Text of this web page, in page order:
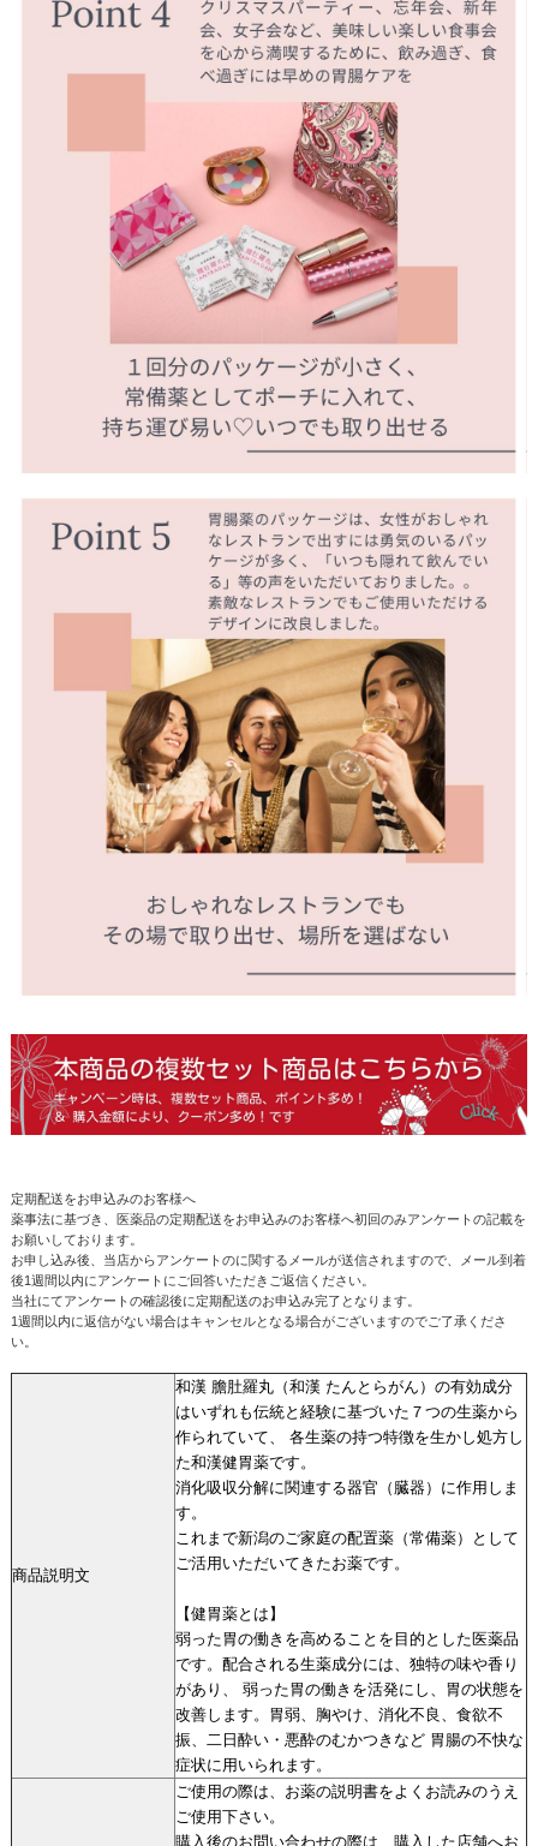
定期配送をお申込みのお客様へ
薬事法に基づき、医薬品の定期配送をお申込みのお客様へ初回のみアンケートの記載を
お願いしております。
お申し込み後、当店からアンケートのに関するメールが送信されますので、メール到着
後1週間以内にアンケートにご回答いただきご返信ください。
当社にてアンケートの確認後に定期配送のお申込み完了となります。
1週間以内に返信がない場合はキャンセルとなる場合がございますのでご了承くださ
い。
商品説明文
和漢 膽肚羅丸（和漢 たんとらがん）の有効成分
はいずれも伝統と経験に基づいた７つの生薬から
作られていて、 各生薬の持つ特徴を生かし処方し
た和漢健胃薬です。
消化吸収分解に関連する器官（臓器）に作用しま
す。
これまで新潟のご家庭の配置薬（常備薬）として
ご活用いただいてきたお薬です。
【健胃薬とは】
弱った胃の働きを高めることを目的とした医薬品
です。配合される生薬成分には、独特の味や香り
があり、 弱った胃の働きを活発にし、胃の状態を
改善します。胃弱、胸やけ、消化不良、食欲不
振、二日酔い・悪酔のむかつきなど 胃腸の不快な
症状に用いられます。
ご使用の際は、お薬の説明書をよくお読みのうえ
ご使用下さい。
購入後のお問い合わせの際は、購入した店舗へお